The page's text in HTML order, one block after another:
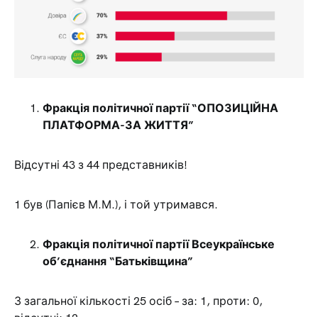
Фракція політичної партії “ОПОЗИЦІЙНА
ПЛАТФОРМА-ЗА ЖИТТЯ”
Відсутні 43 з 44 представників!
1 був (Папієв М.М.), і той утримався.
Фракція політичної партії Всеукраїнське
об’єднання “Батьківщина”
З загальної кількості 25 осіб – за: 1, проти: 0,